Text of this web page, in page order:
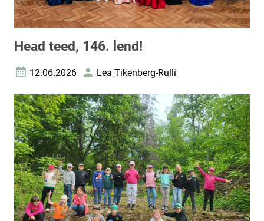
Head teed, 146. lend!
Loomise kuupäev
12.06.2026 AutorLea Tikenberg-Rulli